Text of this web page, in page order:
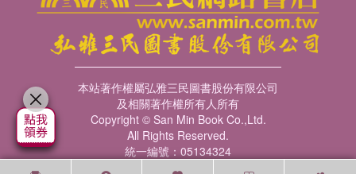
本站著作權屬弘雅三民圖書股份有限公司
及相關著作權所有人所有
Copyright © San Min Book Co.,Ltd.
All Rights Reserved.
統一編號：05134324